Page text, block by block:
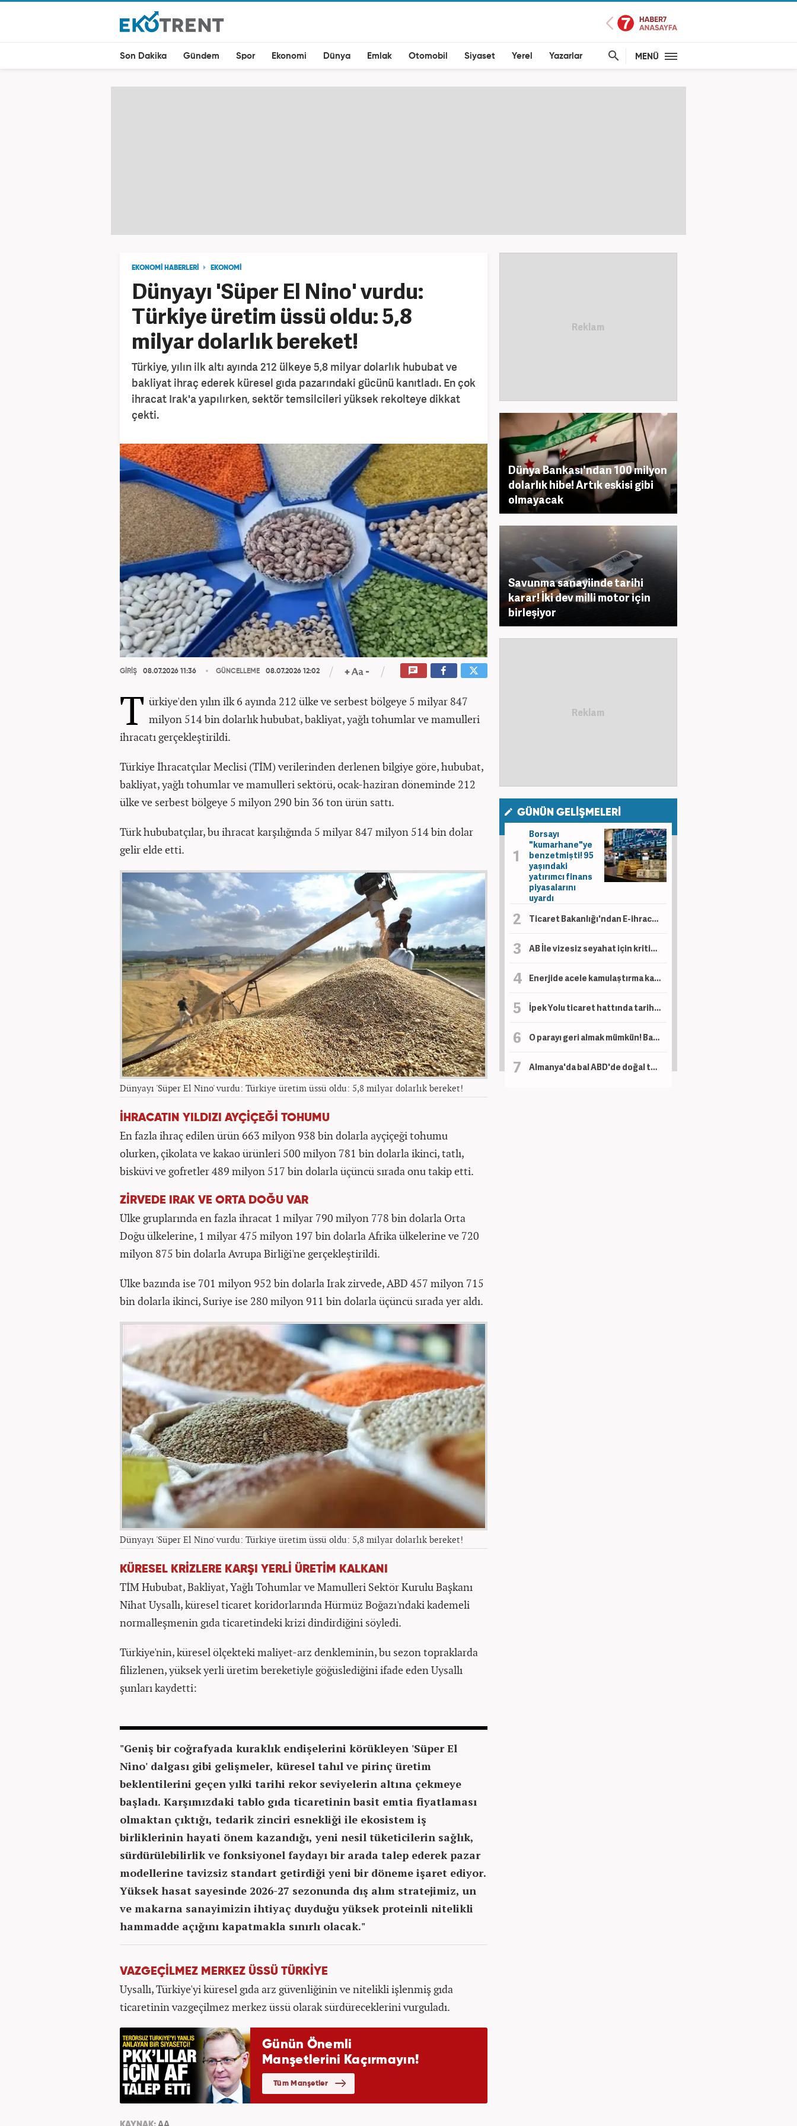
Son Dakika Gündem Spor Ekonomi Dünya Emlak Otomobil Siyaset Yerel Yazarlar MENÜ
EKONOMİ HABERLERİ EKONOMİ
Dünyayı 'Süper El Nino' vurdu:
Türkiye üretim üssü oldu: 5,8
milyar dolarlık bereket!
Türkiye, yılın ilk altı ayında 212 ülkeye 5,8 milyar dolarlık hububat ve
bakliyat ihraç ederek küresel gıda pazarındaki gücünü kanıtladı. En çok
ihracat Irak'a yapılırken, sektör temsilcileri yüksek rekolteye dikkat
çekti.
GİRİŞ 08.07.2026 11:36 GÜNCELLEME 08.07.2026 12:02
T ürkiye'den yılın ilk 6 ayında 212 ülke ve serbest bölgeye 5 milyar 847
milyon 514 bin dolarlık hububat, bakliyat, yağlı tohumlar ve mamulleri
ihracatı gerçekleştirildi.
Türkiye İhracatçılar Meclisi (TİM) verilerinden derlenen bilgiye göre, hububat,
bakliyat, yağlı tohumlar ve mamulleri sektörü, ocak-haziran döneminde 212
ülke ve serbest bölgeye 5 milyon 290 bin 36 ton ürün sattı.
Türk hububatçılar, bu ihracat karşılığında 5 milyar 847 milyon 514 bin dolar
gelir elde etti.
Dünyayı 'Süper El Nino' vurdu: Türkiye üretim üssü oldu: 5,8 milyar dolarlık bereket!
İHRACATIN YILDIZI AYÇİÇEĞİ TOHUMU
En fazla ihraç edilen ürün 663 milyon 938 bin dolarla ayçiçeği tohumu
olurken, çikolata ve kakao ürünleri 500 milyon 781 bin dolarla ikinci, tatlı,
bisküvi ve gofretler 489 milyon 517 bin dolarla üçüncü sırada onu takip etti.
ZİRVEDE IRAK VE ORTA DOĞU VAR
Ülke gruplarında en fazla ihracat 1 milyar 790 milyon 778 bin dolarla Orta
Doğu ülkelerine, 1 milyar 475 milyon 197 bin dolarla Afrika ülkelerine ve 720
milyon 875 bin dolarla Avrupa Birliği'ne gerçekleştirildi.
Ülke bazında ise 701 milyon 952 bin dolarla Irak zirvede, ABD 457 milyon 715
bin dolarla ikinci, Suriye ise 280 milyon 911 bin dolarla üçüncü sırada yer aldı.
Dünyayı 'Süper El Nino' vurdu: Türkiye üretim üssü oldu: 5,8 milyar dolarlık bereket!
KÜRESEL KRİZLERE KARŞI YERLİ ÜRETİM KALKANI
TİM Hububat, Bakliyat, Yağlı Tohumlar ve Mamulleri Sektör Kurulu Başkanı
Nihat Uysallı, küresel ticaret koridorlarında Hürmüz Boğazı'ndaki kademeli
normalleşmenin gıda ticaretindeki krizi dindirdiğini söyledi.
Türkiye'nin, küresel ölçekteki maliyet-arz denkleminin, bu sezon topraklarda
filizlenen, yüksek yerli üretim bereketiyle göğüslediğini ifade eden Uysallı
şunları kaydetti:
"Geniş bir coğrafyada kuraklık endişelerini körükleyen 'Süper El
Nino' dalgası gibi gelişmeler, küresel tahıl ve pirinç üretim
beklentilerini geçen yılki tarihi rekor seviyelerin altına çekmeye
başladı. Karşımızdaki tablo gıda ticaretinin basit emtia fiyatlaması
olmaktan çıktığı, tedarik zinciri esnekliği ile ekosistem iş
birliklerinin hayati önem kazandığı, yeni nesil tüketicilerin sağlık,
sürdürülebilirlik ve fonksiyonel faydayı bir arada talep ederek pazar
modellerine tavizsiz standart getirdiği yeni bir döneme işaret ediyor.
Yüksek hasat sayesinde 2026-27 sezonunda dış alım stratejimiz, un
ve makarna sanayimizin ihtiyaç duyduğu yüksek proteinli nitelikli
hammadde açığını kapatmakla sınırlı olacak."
VAZGEÇİLMEZ MERKEZ ÜSSÜ TÜRKİYE
Uysallı, Türkiye'yi küresel gıda arz güvenliğinin ve nitelikli işlenmiş gıda
ticaretinin vazgeçilmez merkez üssü olarak sürdüreceklerini vurguladı.
Dünya Bankası'ndan 100 milyon
dolarlık hibe! Artık eskisi gibi
olmayacak
Savunma sanayiinde tarihi
karar! İki dev milli motor için
birleşiyor
GÜNÜN GELİŞMELERİ
Borsayı
"kumarhane"ye
benzetmişti! 95
yaşındaki
yatırımcı finans
piyasalarını
uyardı
Ticaret Bakanlığı'ndan E-ihracat hamlesi! Helal pazardan vergi düzenlemelerine kadar!
AB İle vizesiz seyahat için kritik adım! Kalan 6 kriter için çalışma başlatıldı
Enerjide acele kamulaştırma kararı!
İpek Yolu ticaret hattında tarihi gün! Bakan Bolat'tan rekor paylaşımı
O parayı geri almak mümkün! Bakanlıktan erken rezervasyon uyarısı
Almanya'da bal ABD'de doğal taş Hindistan'da çikolata! 80 ülkenin pazar raporu yayımlandı